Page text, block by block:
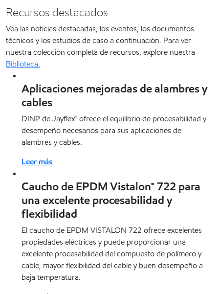
Recursos destacados
Vea las noticias destacadas, los eventos, los documentos
técnicos y los estudios de caso a continuación. Para ver
nuestra colección completa de recursos, explore nuestra
Biblioteca.
Aplicaciones mejoradas de alambres y
cables
DINP de Jayflex™ ofrece el equilibrio de procesabilidad y
desempeño necesarios para sus aplicaciones de
alambres y cables.
Leer más
Caucho de EPDM Vistalon™ 722 para
una excelente procesabilidad y
flexibilidad
El caucho de EPDM VISTALON 722 ofrece excelentes
propiedades eléctricas y puede proporcionar una
excelente procesabilidad del compuesto de polímero y
cable, mayor flexibilidad del cable y buen desempeño a
baja temperatura.